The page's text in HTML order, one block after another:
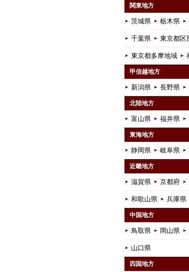
関東地方
茨城県 栃木県
千葉県 東京都区
東京都多摩地域
甲信越地方
新潟県 長野県
北陸地方
富山県 福井県
東海地方
静岡県 岐阜県
近畿地方
滋賀県 京都府
和歌山県 兵庫県
中国地方
鳥取県 岡山県
山口県
四国地方